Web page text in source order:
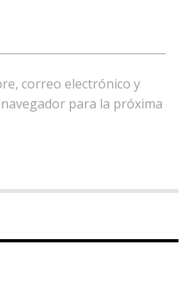
correo electrónico y
para la próxima